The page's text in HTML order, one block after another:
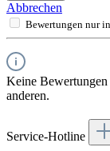
Abbrechen
Bewertungen nur
Keine
anderen.
Service-Hotline